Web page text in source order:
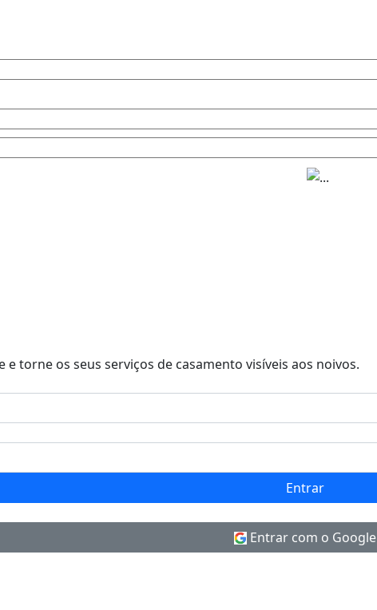
e torne os seus serviços de casamento visíveis aos noivos.
Entrar
Entrar com o Google